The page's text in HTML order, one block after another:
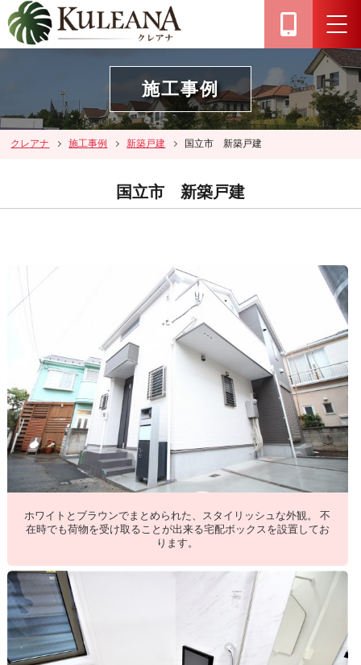
施工事例
クレアナ 施工事例 新築戸建 国立市 新築戸建
国立市 新築戸建
ホワイトとブラウンでまとめられた、スタイリッシュな外観。 不
在時でも荷物を受け取ることが出来る宅配ボックスを設置してお
ります。